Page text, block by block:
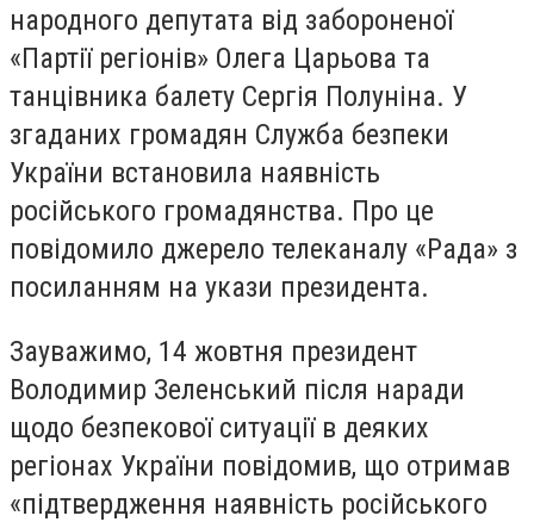
народного депутата від забороненої
«Партії регіонів» Олега Царьова та
танцівника балету Сергія Полуніна. У
згаданих громадян Служба безпеки
України встановила наявність
російського громадянства. Про це
повідомило джерело телеканалу «Рада» з
посиланням на укази президента.
Зауважимо, 14 жовтня президент
Володимир Зеленський після наради
щодо безпекової ситуації в деяких
регіонах України повідомив, що отримав
«підтвердження наявність російського